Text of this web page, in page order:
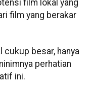
film lokal yang
film yang berakar
cukup besar, hanya
perhatian
ini.